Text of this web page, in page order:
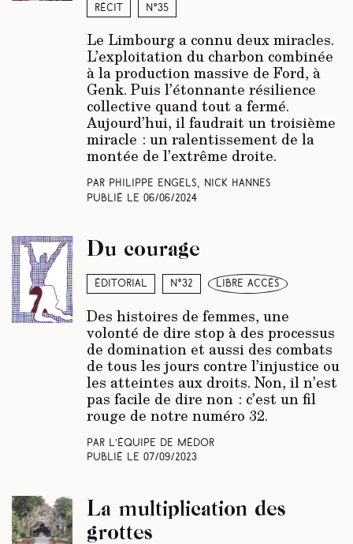
Récit N°35
Le Limbourg a connu deux miracles.
L’exploitation du charbon combinée
à la production massive de Ford, à
Genk. Puis l’étonnante résilience
collective quand tout a fermé.
Aujourd’hui, il faudrait un troisième
miracle : un ralentissement de la
montée de l’extrême droite.
Par Philippe Engels, Nick Hannes
Publié le 06/06/2024
Éditorial N°32 libre accès
Du courage
Des histoires de femmes, une
volonté de dire stop à des processus
de domination et aussi des combats
de tous les jours contre l’injustice ou
les atteintes aux droits. Non, il n’est
pas facile de dire non : c’est un fil
rouge de notre numéro 32.
Par L’équipe de Médor
Publié le 07/09/2023
La multiplication des
grottes